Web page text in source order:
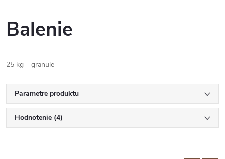
Balenie
25 kg – granule
Parametre produktu
Hodnotenie (4)